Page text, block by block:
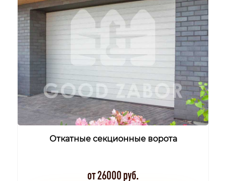
Откатные секционные ворота
от 26000 руб.